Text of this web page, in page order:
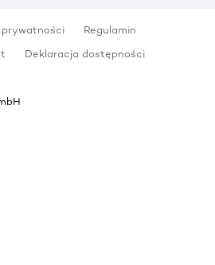
prywatności
Regulamin
Deklaracja dostępności